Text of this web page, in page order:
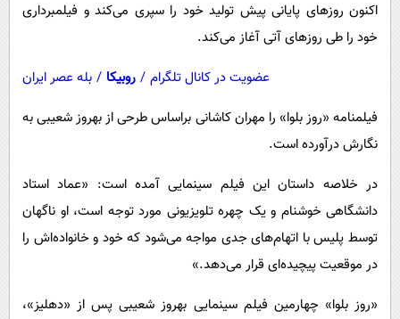
گوناگون
حوادث
محیط زیست
سلامت
بین الملل
اجتماعی
حیات وحش
آشپزی
دانلود
اکنون روزهای پایانی پیش تولید خود را سپری می‌کند و فیلمبرداری
خود را طی روزهای آتی آغاز می‌کند.
عضویت در کانال تلگرام / روبیکا / بله عصر ایران
فیلمنامه «روز بلوا» را مهران کاشانی براساس طرحی از بهروز شعیبی به
نگارش درآورده است.
در خلاصه داستان این فیلم سینمایی آمده است: «عماد استاد
دانشگاهی خوشنام و یک چهره تلویزیونی مورد توجه است، او ناگهان
توسط پلیس با اتهام‌های جدی مواجه می‌شود که خود و خانواده‌اش را
در موقعیت پیچیده‌ای قرار می‌دهد.»
«روز بلوا» چهارمین فیلم سینمایی بهروز شعیبی پس از «دهلیز»،